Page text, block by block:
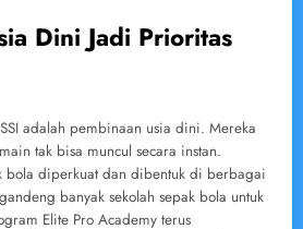
Dini Jadi Prioritas
adalah pembinaan usia dini. Mereka
tak bisa muncul secara instan.
bola diperkuat dan dibentuk di berbagai
banyak sekolah sepak bola untuk
Elite Pro Academy terus